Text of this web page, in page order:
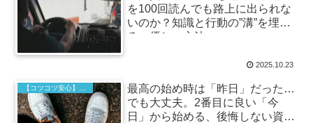
を100回読んでも路上に出られな
いのか？知識と行動の”溝”を埋め
る、優しい方法
2025.10.23
最高の始め時は「昨日」だった…
でも大丈夫。2番目に良い「今
日」から始める、後悔しない資産